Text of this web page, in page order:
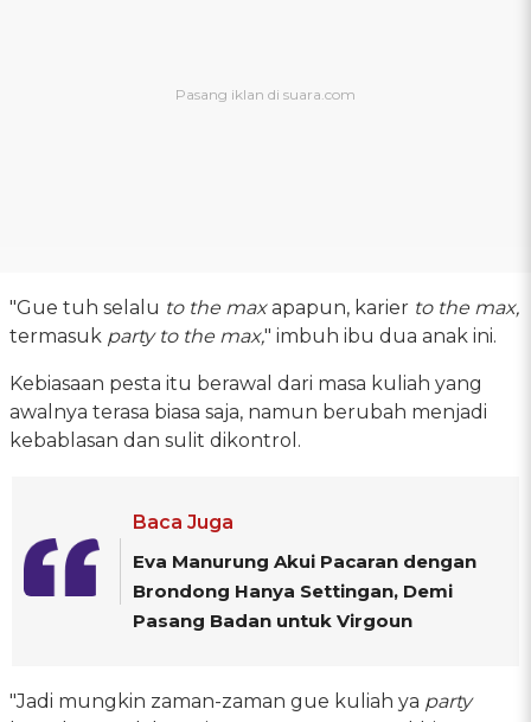
"Gue tuh selalu to the maxapapun, karier to the max,
termasuk party to the max," imbuh ibu dua anak ini.
Kebiasaan pesta itu berawal dari masa kuliah yang
awalnya terasa biasa saja, namun berubah menjadi
kebablasan dan sulit dikontrol.
Baca Juga
Eva Manurung Akui Pacaran dengan
Brondong Hanya Settingan, Demi
Pasang Badan untuk Virgoun
"Jadi mungkin zaman-zaman gue kuliah ya party